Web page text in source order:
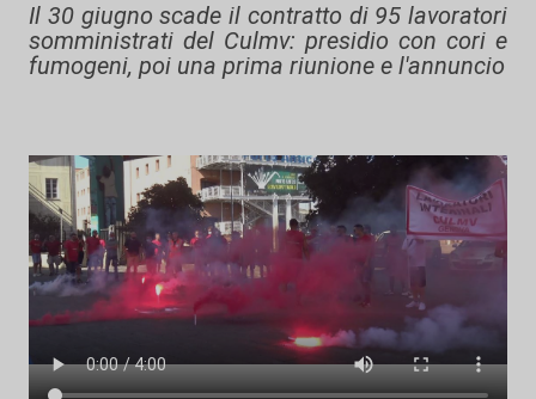
Il 30 giugno scade il contratto di 95 lavoratori
somministrati del Culmv: presidio con cori e
fumogeni, poi una prima riunione e l'annuncio